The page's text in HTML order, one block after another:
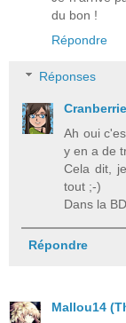
du bon !
Répondre
Réponses
Ah oui
y en a de
Cela dit,
tout ;-)
Dans la
Répondre
Mallou14